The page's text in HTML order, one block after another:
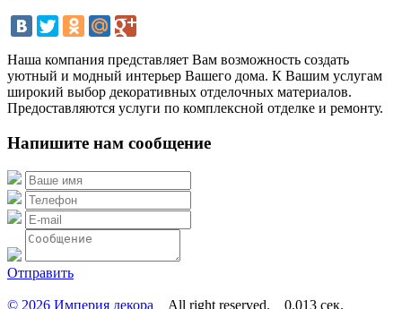
Наша компания представляет Вам возможность создать
уютный и модный интерьер Вашего дома. К Вашим услугам
широкий выбор декоративных отделочных материалов.
Предоставляются услуги по комплексной отделке и ремонту.
Напишите нам сообщение
Отправить
© 2026 Империя декора All right reserved. 0.013 сек.